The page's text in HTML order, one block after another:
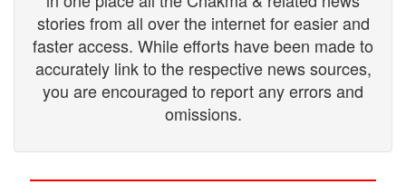
stories from all over the internet for easier and
faster access. While efforts have been made to
accurately link to the respective news sources,
you are encouraged to report any errors and
omissions.